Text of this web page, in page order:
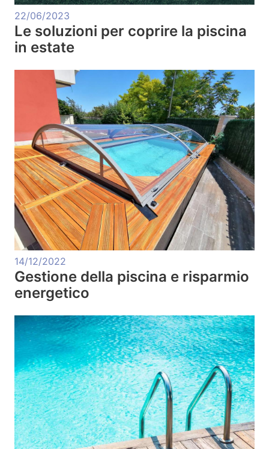
22/06/2023
Le soluzioni per coprire la piscina
in estate
14/12/2022
Gestione della piscina e risparmio
energetico